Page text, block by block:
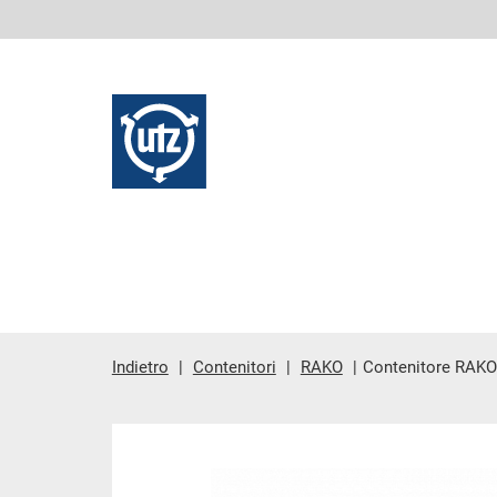
Indietro Contenitori RAKO Contenitore RAKO